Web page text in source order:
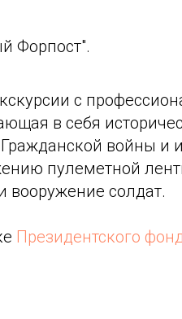
Форпост".
с
в себя
войны и
пулеметной
вооружение солдат.
Президентского